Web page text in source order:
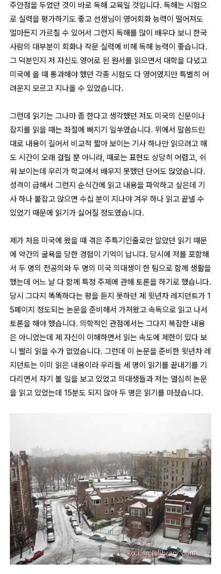
주안점을 두었던 것이 바로 독해 교육일 것입니다. 독해는 시험으
로 실력을 평가하기도 좋고 선생님이 영어회화 능력이 떨어져도
얼마든지 가르칠 수 있어서 그런지 독해를 많이 배우다 보니 한국
사람의 대부분이 회화나 작문 실력에 비해 독해 능력이 좋습니다.
그 덕분인지 저 자신도 영어로 된 원서를 읽으면서 대학을 다녔고
미국에 올 때 통과해야 했던 각종 시험도 다 영어였지만 특별히 어
려운지 모르고 지나올 수 있었습니다.
그런데 읽기는 그나마 좀 한다고 생각했던 저도 미국의 신문이나
잡지를 읽을 때는 좌절에 빠지기 일쑤였습니다. 위에서 말씀드린
대로 내용이 길어서 비교적 짧아 보이는 기사 하나만 읽으려고 해
도 시간이 오래 걸릴 뿐 아니라, 때로는 표현도 상당히 어렵고, 쉬
워 보이는데 우리가 학교에서 배우지 못했던 단어도 많았습니다.
성격이 급해서 그런지 순식간에 읽고 내용을 파악하고 싶은데 기
사 하나 붙잡고 앉으면 수십 분이 지나야 겨우 하나 읽고 끝낼 수
있었기 때문에 읽기가 싫어질 정도였습니다.
제가 처음 미국에 왔을 때 겪은 주특기인줄로만 알았던 읽기 때문
에 약간의 굴욕을 당한 경험이 기억이 납니다. 당시에 저를 포함해
서 두 명의 전공의와 두 명의 미국 의대생이 한 팀으로 함께 생활을
했는데 어느 날 다 함께 특정 주제에 관해 토론을 하기로 했습니다.
당시 그다지 똑똑하다는 평을 듣지 못하던 제 윗년차 레지던트가 1
5페이지 정도되는 논문을 준비해서 가져왔고 속독으로 읽고 나서
토론을 해야 했습니다. 의학적인 관점에서는 그다지 복잡한 내용
은 아니었는데 제 자신이 이해하면서 읽는 속도에 제한이 있다 보
니 빨리 읽을 수가 없었습니다. 그런데 이 논문을 준비한 윗년차 레
지던트는 이미 읽은 내용이라 우리들 세 명이 읽기를 끝내기를 기
다리면서 자기 볼 일을 보고 있었고 의대생들과 저는 열심히 논문
을 읽고 있었는데 15분도 되지 않아 두 명은 읽기를 마쳤습니다.